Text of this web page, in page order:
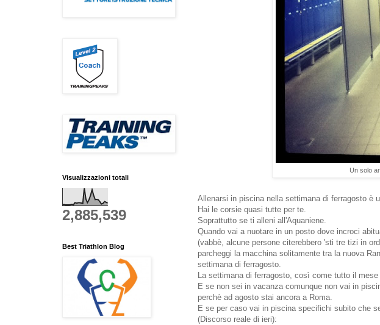
Un solo
Allenarsi in piscina nella settimana di ferragosto è
Hai le corsie quasi tutte per te.
Soprattutto se ti alleni all'Aquaniene.
Quando vai a nuotare in un posto dove incroci
(vabbè, alcune persone citerebbero 'sti tre tizi in
parcheggi la macchina solitamente tra la nuova
settimana di ferragosto.
La settimana di ferragosto, così come tutto il
E se non sei in vacanza comunque non vai in
perchè ad agosto stai ancora a Roma.
E se per caso vai in piscina specifichi subito che
(Discorso reale di ieri):
Visualizzazioni totali
2,885,539
Best Triathlon Blog